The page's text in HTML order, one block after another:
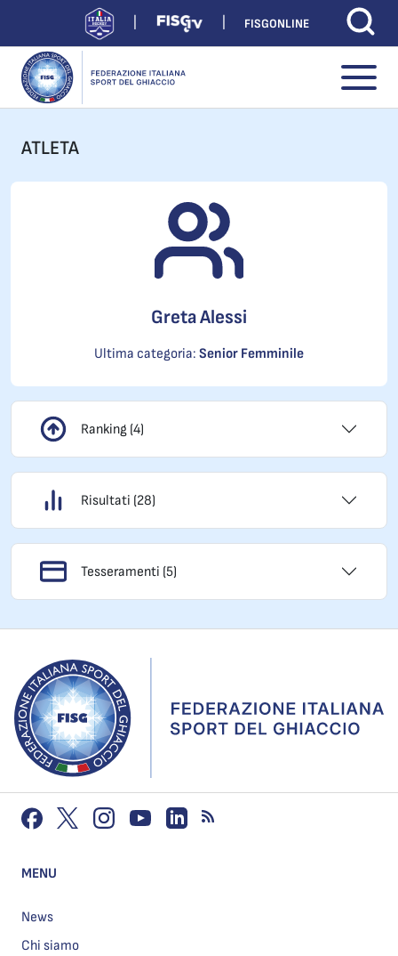
FISGONLINE
ATLETA
Greta Alessi
Ultima categoria: Senior Femminile
Ranking (4)
Risultati (28)
Tesseramenti (5)
MENU
News
Chi siamo